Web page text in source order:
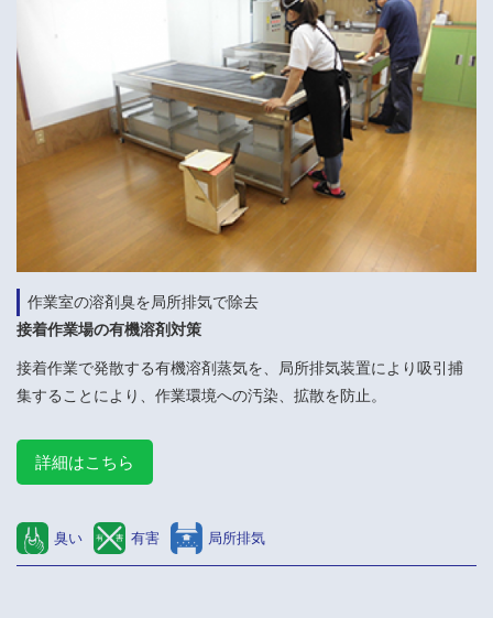
作業室の溶剤臭を局所排気で除去
接着作業場の有機溶剤対策
接着作業で発散する有機溶剤蒸気を、局所排気装置により吸引捕
集することにより、作業環境への汚染、拡散を防止。
詳細はこちら
臭い 有害 局所排気